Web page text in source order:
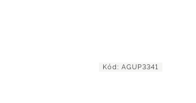
Kód: AGUP3341